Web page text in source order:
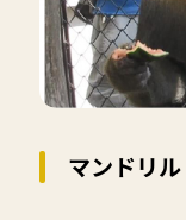
マンドリ